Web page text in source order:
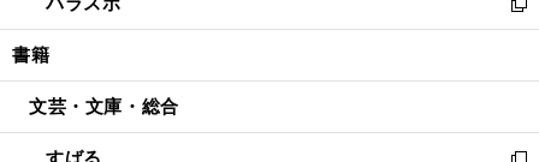
開
ド
ウ
開
ィ
ン
ウ
開
く
い
ウ
ン
ウ
新
し
ウ
ン
書籍
文芸・文庫・総合